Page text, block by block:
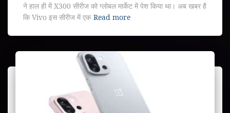
ने हाल ही में X300 सीरीज को ग्लोबल मार्केट में पेश किया था। अब खबर है
कि Vivo इस सीरीज में एक Read more